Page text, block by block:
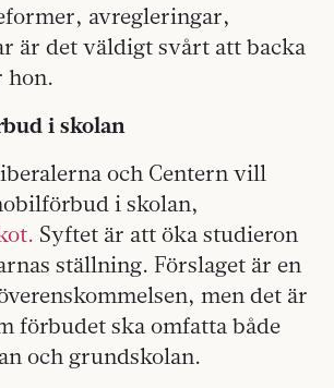
avregleringar,
är det väldigt svårt att backa
hon.
i skolan
och Centern vill
i skolan,
Syftet är att öka studieron
ställning. Förslaget är en
men det är
förbudet ska omfatta både
och grundskolan.